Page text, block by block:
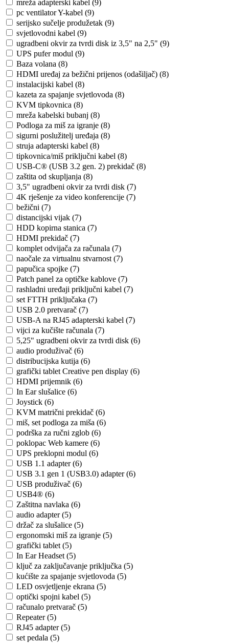
mreža adapterski kabel (9)
pc ventilator Y-kabel (9)
serijsko sučelje produžetak (9)
svjetlovodni kabel (9)
ugradbeni okvir za tvrdi disk iz 3,5" na 2,5" (9)
UPS pufer modul (9)
Baza volana (8)
HDMI uređaj za bežični prijenos (odašiljač) (8)
instalacijski kabel (8)
kazeta za spajanje svjetlovoda (8)
KVM tipkovnica (8)
mreža kabelski bubanj (8)
Podloga za miš za igranje (8)
sigurni poslužitelj uređaja (8)
struja adapterski kabel (8)
tipkovnica/miš priključni kabel (8)
USB-C® (USB 3.2 gen. 2) prekidač (8)
zaštita od skupljanja (8)
3,5" ugradbeni okvir za tvrdi disk (7)
4K rješenje za video konferencije (7)
bežični (7)
distancijski vijak (7)
HDD kopirna stanica (7)
HDMI prekidač (7)
komplet odvijača za računala (7)
naočale za virtualnu stvarnost (7)
papučica spojke (7)
Patch panel za optičke kablove (7)
rashladni uređaji priključni kabel (7)
set FTTH priključaka (7)
USB 2.0 pretvarač (7)
USB-A na RJ45 adapterski kabel (7)
vijci za kučište računala (7)
5,25" ugradbeni okvir za tvrdi disk (6)
audio produživač (6)
distribucijska kutija (6)
grafički tablet Creative pen display (6)
HDMI prijemnik (6)
In Ear slušalice (6)
Joystick (6)
KVM matrični prekidač (6)
miš, set podloga za miša (6)
podrška za ručni zglob (6)
poklopac Web kamere (6)
UPS preklopni modul (6)
USB 1.1 adapter (6)
USB 3.1 gen 1 (USB3.0) adapter (6)
USB produživač (6)
USB4® (6)
Zaštitna navlaka (6)
audio adapter (5)
držač za slušalice (5)
ergonomski miš za igranje (5)
grafički tablet (5)
In Ear Headset (5)
ključ za zaključavanje priključka (5)
kućište za spajanje svjetlovoda (5)
LED osvjetljenje ekrana (5)
optički spojni kabel (5)
računalo pretvarač (5)
Repeater (5)
RJ45 adapter (5)
set pedala (5)